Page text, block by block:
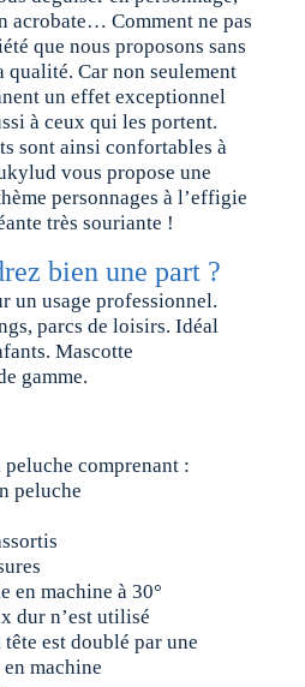
acrobate… Comment ne pas
que nous proposons sans
qualité. Car non seulement
un effet exceptionnel
à ceux qui les portent.
sont ainsi confortables à
vous propose une
personnages à l’effigie
très souriante !
bien une part ?
un usage professionnel.
parcs de loisirs. Idéal
Mascotte
gamme.
peluche comprenant :
peluche
en machine à 30°
dur n’est utilisé
est doublé par une
machine